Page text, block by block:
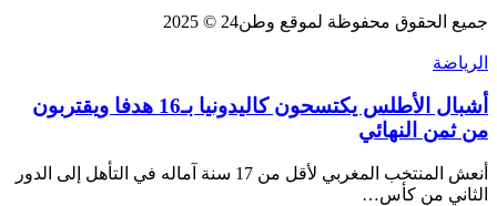
جميع الحقوق محفوظة لموقع وطن24 © 2025
الرياضة
أشبال الأطلس يكتسحون كاليدونيا بـ16 هدفا ويقتربون
من ثمن النهائي
أنعش المنتخب المغربي لأقل من 17 سنة آماله في التأهل إلى الدور
الثاني من كأس…